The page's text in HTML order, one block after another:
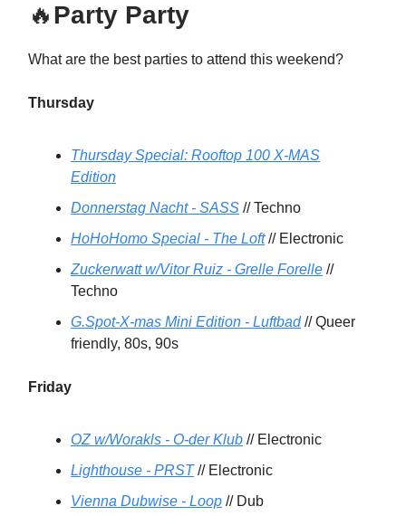
🔥Party Party
What are the best parties to attend this weekend?
Thursday
Thursday Special: Rooftop 100 X-MAS
Edition
Donnerstag Nacht - SASS // Techno
HoHoHomo Special - The Loft// Electronic
Zuckerwatt w/Vitor Ruiz - Grelle Forelle //
Techno
G.Spot-X-mas Mini Edition - Luftbad// Queer
friendly, 80s, 90s
Friday
OZ w/Worakls - O-der Klub // Electronic
Lighthouse - PRST// Electronic
Vienna Dubwise - Loop // Dub